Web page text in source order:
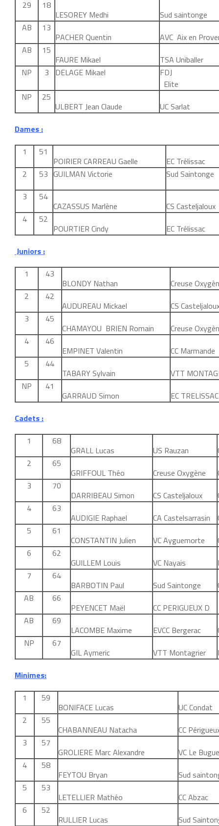
29
18
LESOREY Medhi
Sud saintonge
AB
13
PACHER Quentin
AVC Aix en
AB
15
FAURE Mikael
TSA Uniballer
NP
3 DELAGE Mikael
Elite
NP
25
ULBERT Jean Claude
UC Sarlat
Dames :
1
51
POIRIER CARREAU Gaelle
EC Trélissac
2
53 GUILMAN Victorie
Sud Saintonge
3
54
CAZASSUS Marlène
CS Casteljaloux
4
52
POURTIER Cindy
EC Trélissac
Juniors :
1
43
BLONDY Nathan
Creuse
2
42
AUDUREAU Mickael
CS
3
45
CHAMAYOU BRIEN Romain
Creuse
4
46
EMPINET Valentin
CC Marmande
5
44
TABARY Sylvain
VTT
NP
41
GARRAUD Simon
EC
Cadets :
1
68
GRALL Lucas
US Rauzan
2
65
GRIFFOUL Théo
Creuse Oxygène
3
70
DARRIBEAU Simon
CS Casteljaloux
4
63
AUDIGIE Raphael
CA Castelsarrasin
5
61
CONSTANTIN Julien
VC Ayguemorte
6
62
GUILLEM Louis
VC Nayais
7
64
BARBOTIN Paul
Sud Saintonge
AB
66
PEYENCET Maël
CC PERIGUEUX D
AB
69
LACOMBE Maxime
EVCC Bergerac
NP
67
GIL Aymeric
VTT Montagrier
Minimes:
1
59
BONIFACE Lucas
UC Condat
2
55
CHABANNEAU Natacha
CC
3
57
GROLIERE Marc Alexandre
VC Le Bugue
4
58
FEYTOU Bryan
Sud
5
53
LETELLIER Mathéo
CC Abzac
6
52
RULLIER Lucas
Sud